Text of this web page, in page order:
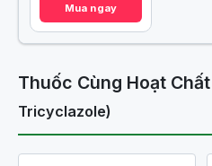
Mua ngay
Thuốc Cùng Hoạt Chất
Tricyclazole)